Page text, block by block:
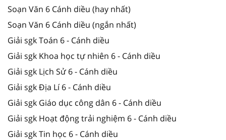
Soạn Văn 6 Cánh diều (hay nhất)
Soạn Văn 6 Cánh diều (ngắn nhất)
Giải sgk Toán 6 - Cánh diều
Giải sgk Khoa học tự nhiên 6 - Cánh diều
Giải sgk Lịch Sử 6 - Cánh diều
Giải sgk Địa Lí 6 - Cánh diều
Giải sgk Giáo dục công dân 6 - Cánh diều
Giải sgk Hoạt động trải nghiệm 6 - Cánh diều
Giải sgk Tin học 6 - Cánh diều